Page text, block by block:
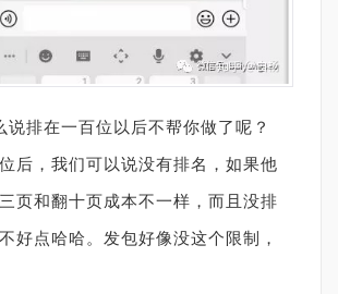
说排在一百位以后不帮你做了呢？
后，我们可以说没有排名，如果他
页和翻十页成本不一样，而且没排
好点哈哈。发包好像没这个限制，